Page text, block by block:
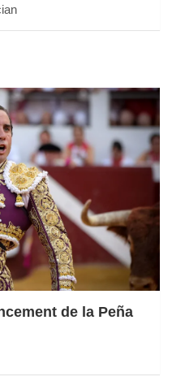
de la Peña